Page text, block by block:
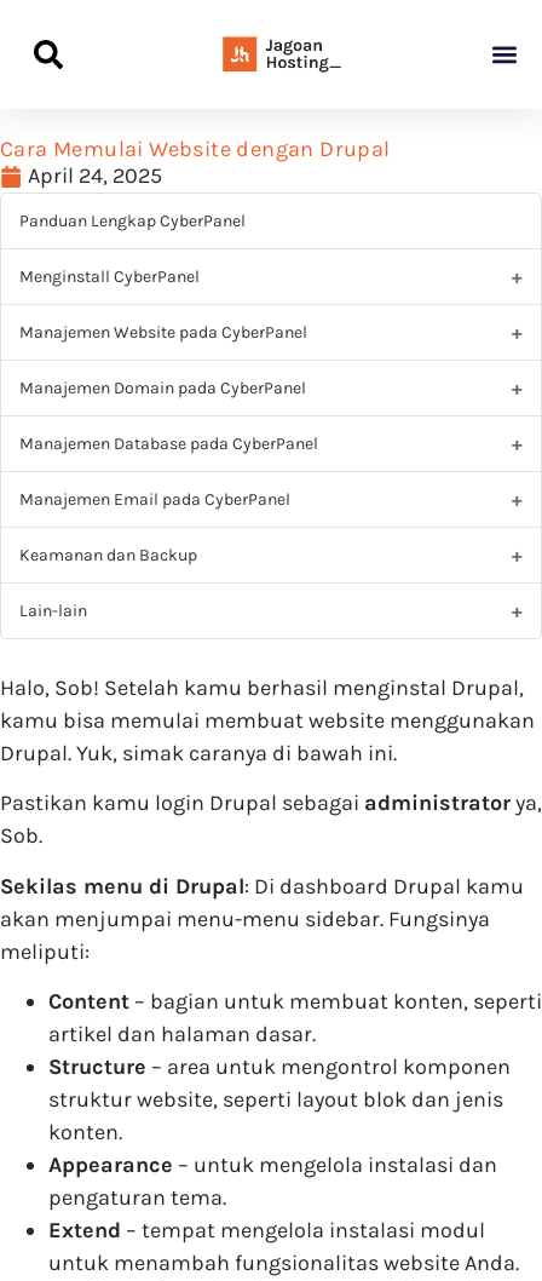
Cara Memulai Website dengan Drupal
April 24, 2025
Panduan Lengkap CyberPanel
Menginstall CyberPanel
Manajemen Website pada CyberPanel
Manajemen Domain pada CyberPanel
Manajemen Database pada CyberPanel
Manajemen Email pada CyberPanel
Keamanan dan Backup
Lain-lain
Halo, Sob! Setelah kamu berhasil menginstal Drupal,
kamu bisa memulai membuat website menggunakan
Drupal. Yuk, simak caranya di bawah ini.
Pastikan kamu login Drupal sebagai administratorya,
Sob.
Sekilas menu di Drupal: Di dashboard Drupal kamu
akan menjumpai menu-menu sidebar. Fungsinya
meliputi:
Content – bagian untuk membuat konten, seperti
artikel dan halaman dasar.
Structure – area untuk mengontrol komponen
struktur website, seperti layout blok dan jenis
konten.
Appearance – untuk mengelola instalasi dan
pengaturan tema.
Extend – tempat mengelola instalasi modul
untuk menambah fungsionalitas website Anda.